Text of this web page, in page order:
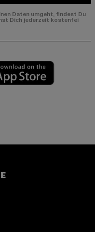
Daten umgeht, findest Du
Dich jederzeit kostenfei